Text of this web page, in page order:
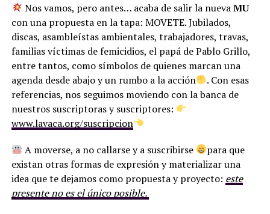
Nos vamos, pero antes… acaba de salir la nuevaMU
con una propuesta en la tapa: MOVETE. Jubilados,
discas, asambleístas ambientales, trabajadores, travas,
familias víctimas de femicidios, el papá de Pablo Grillo,
entre tantos, como símbolos de quienes marcan una
agenda desde abajo y un rumbo a la acción
. Con esas
referencias, nos seguimos moviendo con la banca de
nuestros suscriptoras y suscriptores:
www.lavaca.org/suscripcion
A moverse, a no callarse y a suscribirse
para que
existan otras formas de expresión y materializar una
idea que te dejamos como propuesta y proyecto: este
presente no es el único posible.